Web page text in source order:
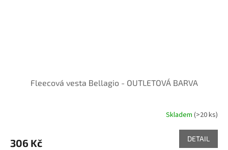
Fleecová vesta Bellagio - OUTLETOVÁ BARVA
Skladem (>20 ks)
306 Kč DETAIL